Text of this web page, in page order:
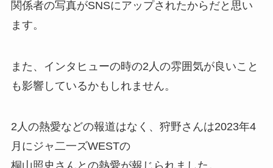
関係者の写真がSNSにアップされたからだと思い
ます。
また、インタヒューの時の2人の雰囲気が良いこと
も影響しているかもしれません。
2人の熱愛などの報道はなく、狩野さんは2023年4
月にジャ二一ズWESTの